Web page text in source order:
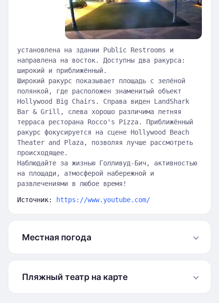
установлена на здании Public Restrooms и
направлена на восток. Доступны два ракурса:
широкий и приближённый.
Широкий ракурс показывает площадь с зелёной
полянкой, где расположен знаменитый объект
Hollywood Big Chairs. Справа виден LandShark
Bar & Grill, слева хорошо различима летняя
терраса ресторана Rocco's Pizza. Приближённый
ракурс фокусируется на сцене Hollywood Beach
Theater and Plaza, позволяя лучше рассмотреть
происходящее.
Наблюдайте за жизнью Голливуд-Бич, активностью
на площади, атмосферой набережной и
развлечениями в любое время!
Источник: https://www.youtube.com/
Местная погода
Пляжный театр на карте